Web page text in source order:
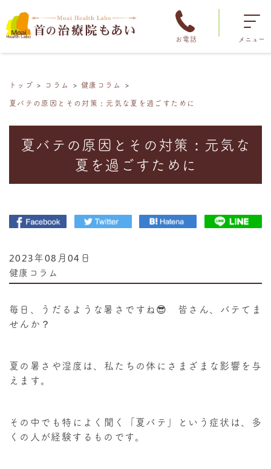
お電話 メニュー
トップ コラム
健康コラム
夏バテの原因とその対策：元気な夏を過ごすために
夏バテの原因とその対策：元気な
夏を過ごすために
2023年08月04日
健康コラム
毎日、うだるような暑さですね😎 皆さん、バテてま
せんか？
夏の暑さや湿度は、私たちの体にさまざまな影響を与
えます。
その中でも特によく聞く「夏バテ」という症状は、多
くの人が経験するものです。